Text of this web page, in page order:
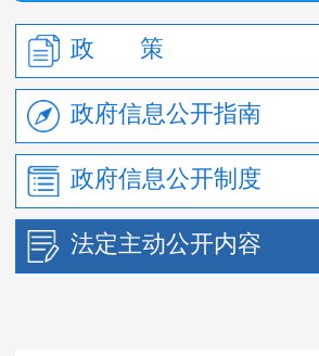
政 策
政府信息公开指南
政府信息公开制度
法定主动公开内容